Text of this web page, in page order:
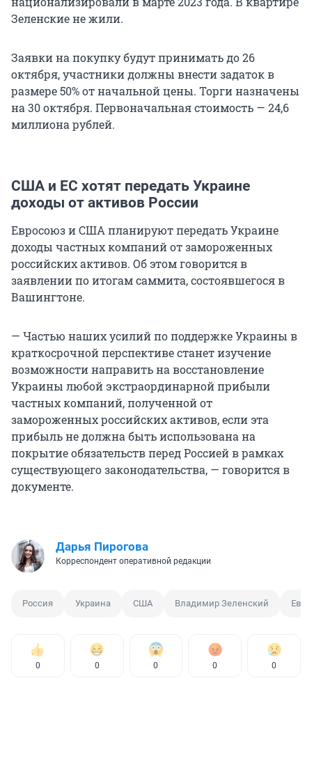
Зеленские не жили.
Заявки на покупку будут принимать до 26
октября, участники должны внести задаток в
размере 50% от начальной цены. Торги назначены
на 30 октября. Первоначальная стоимость — 24,6
миллиона рублей.
США и ЕС хотят передать Украине
доходы от активов России
Евросоюз и США планируют передать Украине
доходы частных компаний от замороженных
российских активов. Об этом говорится в
заявлении по итогам саммита, состоявшегося в
Вашингтоне.
— Частью наших усилий по поддержке Украины в
краткосрочной перспективе станет изучение
возможности направить на восстановление
Украины любой экстраординарной прибыли
частных компаний, полученной от
замороженных российских активов, если эта
прибыль не должна быть использована на
покрытие обязательств перед Россией в рамках
существующего законодательства, — говорится в
документе.
Дарья Пирогова
Корреспондент оперативной редакции
Россия Украина США Владимир Зеленский
0 0 0 0 0